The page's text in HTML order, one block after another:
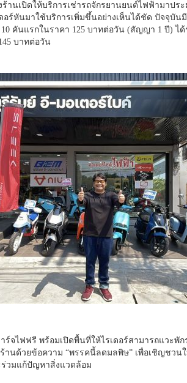
านเปิดให้บริการเช่ารถจักรยานยนต์ไฟฟ้ามาปร
ร์หันมาใช้บริการเพิ่มขึ้นอย่างเห็นได้ชัด ปัจจุบันมี
คันแรกในราคา 125 บาทต่อวัน (สัญญา 1 ปี) ได้
บาทต่อวัน
ร์จไฟฟรี พร้อมเปิดพื้นที่ให้ไรเดอร์สามารถแวะพั
านด้วยข้อความ “พรรคนี้ลดมลพิษ” เพื่อเชิญชวน
วมแก้ปัญหาสิ่งแวดล้อม